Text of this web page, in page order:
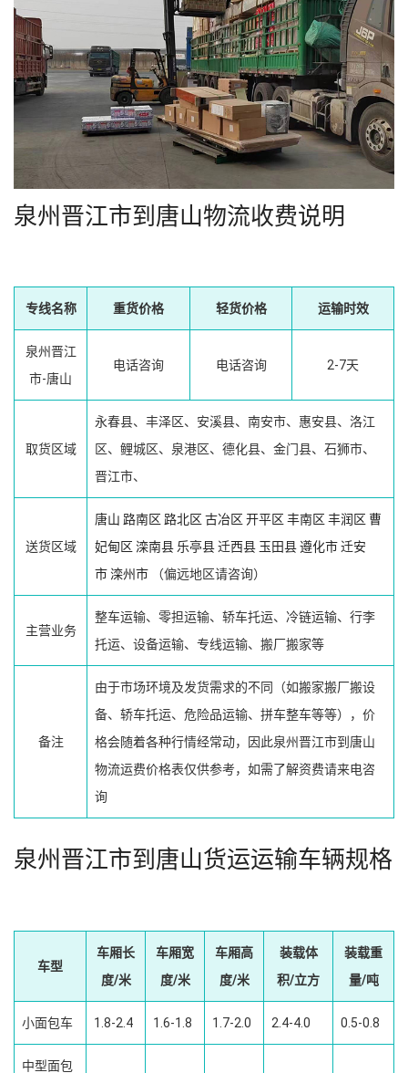
泉州晋江市到唐山物流收费说明
专线名称 重货价格 轻货价格 运输时效
泉州晋江
市-唐山
电话咨询 电话咨询 2-7天
取货区域
永春县、丰泽区、安溪县、南安市、惠安县、洛江
区、鲤城区、泉港区、德化县、金门县、石狮市、
晋江市、
送货区域
唐山 路南区 路北区 古冶区 开平区 丰南区 丰润区 曹
妃甸区 滦南县 乐亭县迁西县 玉田县遵化市迁安
市 滦州市 （偏远地区请咨询）
主营业务
整车运输、零担运输、轿车托运、冷链运输、行李
托运、设备运输、专线运输、搬厂搬家等
备注
由于市场环境及发货需求的不同（如搬家搬厂搬设
备、轿车托运、危险品运输、拼车整车等等），价
格会随着各种行情经常动，因此泉州晋江市到唐山
物流运费价格表仅供参考，如需了解资费请来电咨
询
泉州晋江市到唐山货运运输车辆规格
车型
车厢长
度/米
车厢宽
度/米
车厢高
度/米
装载体
积/立方
装载重
量/吨
小面包车 1.8-2.4 1.6-1.8 1.7-2.0 2.4-4.0 0.5-0.8
中型面包